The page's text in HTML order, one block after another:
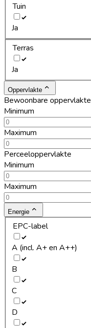
Tuin
Ja
Terras
Ja
Oppervlakte
Bewoonbare oppervlakte
Minimum
Maximum
Perceeloppervlakte
Minimum
Maximum
Energie
EPC-label
A (incl. A+ en A++)
B
C
D